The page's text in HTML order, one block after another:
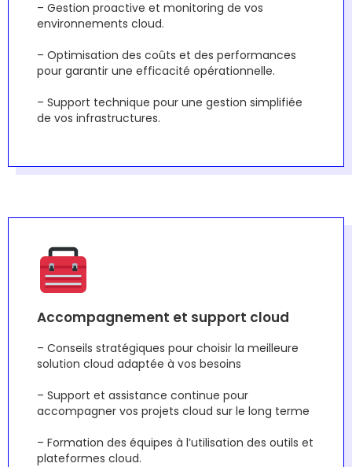
– Gestion proactive et monitoring de vos
environnements cloud.
– Optimisation des coûts et des performances
pour garantir une efficacité opérationnelle.
– Support technique pour une gestion simplifiée
de vos infrastructures.
Accompagnement et support cloud
– Conseils stratégiques pour choisir la meilleure
solution cloud adaptée à vos besoins
– Support et assistance continue pour
accompagner vos projets cloud sur le long terme
– Formation des équipes à l’utilisation des outils et
plateformes cloud.